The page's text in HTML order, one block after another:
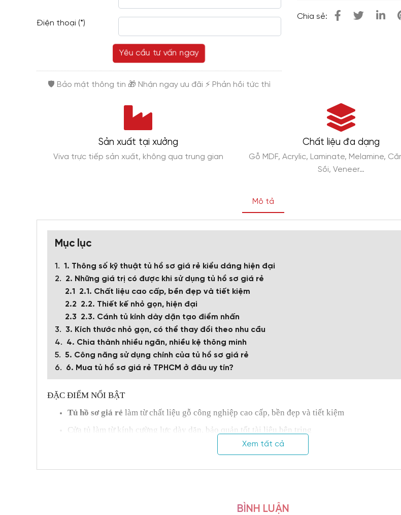
Điện thoại (*)
Yêu cầu tư vấn ngay
Chia sẻ:
Sản xuất tại xưởng
Viva trực tiếp sản xuất, không qua trung gian
Chất liệu đa dạng
Gỗ MDF, Acrylic, Laminate, Melamine,
Sồi, Veneer…
Mô tả
Mục lục
1. Thông số kỹ thuật tủ hồ sơ giá rẻ kiểu dáng hiện đại
2. Những giá trị có được khi sử dụng tủ hồ sơ giá rẻ
2.1. Chất liệu cao cấp, bền đẹp và tiết kiệm
2.2. Thiết kế nhỏ gọn, hiện đại
2.3. Cánh tủ kính dày dặn tạo điểm nhấn
3. Kích thước nhỏ gọn, có thể thay đổi theo nhu cầu
4. Chia thành nhiều ngăn, nhiều kệ thông minh
5. Công năng sử dụng chính của tủ hồ sơ giá rẻ
6. Mua tủ hồ sơ giá rẻ TPHCM ở đâu uy tín?
ĐẶC ĐIỂM NỔI BẬT
Tủ hồ sơ giá rẻ làm từ chất liệu gỗ công nghiệp cao cấp, bền đẹp và tiết kiệm
Cửa tủ làm từ kính cường lực dày dặn, bảo quản tốt tài liệu bên tring
Xem tất cả
BÌNH LUẬN